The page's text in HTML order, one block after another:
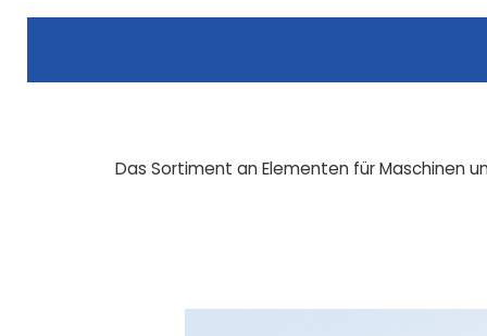
Das Sortiment an Elementen für Maschinen